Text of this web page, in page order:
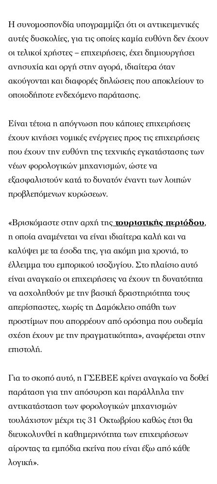
Η συνομοσπονδία υπογραμμίζει ότι οι αντικειμενικές
αυτές δυσκολίες, για τις οποίες καμία ευθύνη δεν έχουν
οι τελικοί χρήστες – επιχειρήσεις, έχει δημιουργήσει
ανησυχία και οργή στην αγορά, ιδιαίτερα όταν
ακούγονται και διαφορές δηλώσεις που αποκλείουν το
οποιοδήποτε ενδεχόμενο παράτασης.
Είναι τέτοια η απόγνωση που κάποιες επιχειρήσεις
έχουν κινήσει νομικές ενέργειες προς τις επιχειρήσεις
που έχουν την ευθύνη της τεχνικής εγκατάστασης των
νέων φορολογικών μηχανισμών, ώστε να
εξασφαλιστούν κατά το δυνατόν έναντι των λοιπών
προβλεπόμενων κυρώσεων.
«Βρισκόμαστε στην αρχή της τουριστικής περιόδου,
η οποία αναμένεται να είναι ιδιαίτερα καλή και να
καλύψει με τα έσοδα της, για ακόμη μια χρονιά, το
έλλειμμα του εμπορικού ισοζυγίου. Στο πλαίσιο αυτό
είναι αναγκαίο οι επιχειρήσεις να έχουν τη δυνατότητα
να ασχοληθούν με την βασική δραστηριότητα τους
απερίσπαστες, χωρίς τη Δαμόκλειο σπάθη των
προστίμων που απορρέουν από ορόσημα που ουδεμία
σχέση έχουν με την πραγματικότητα», αναφέρεται στην
επιστολή.
Για το σκοπό αυτό, η ΓΣΕΒΕΕ κρίνει αναγκαίο να δοθεί
παράταση για την απόσυρση και παράλληλα την
αντικατάσταση των φορολογικών μηχανισμών
τουλάχιστον μέχρι τις 31 Οκτωβρίου καθώς έτσι θα
διευκολυνθεί η καθημερινότητα των επιχειρήσεων
αίροντας τα εμπόδια εκείνα που είναι έξω από κάθε
λογική».